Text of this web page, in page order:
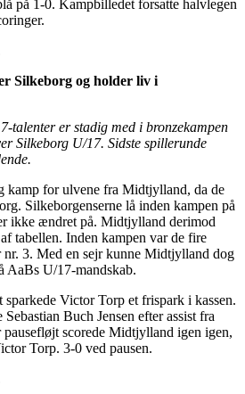
på 1-0. Kampbilledet forsatte halvlegen
Silkeborg og holder liv i
talenter er stadig med i bronzekampen
Silkeborg U/17. Sidste spillerunde
kamp for ulvene fra Midtjylland, da de
Silkeborgenserne lå inden kampen på
ikke ændret på. Midtjylland derimod
tabellen. Inden kampen var de fire
3. Med en sejr kunne Midtjylland dog
AaBs U/17-mandskab.
Victor Torp et frispark i kassen.
Buch Jensen efter assist fra
scorede Midtjylland igen igen,
Torp. 3-0 ved pausen.